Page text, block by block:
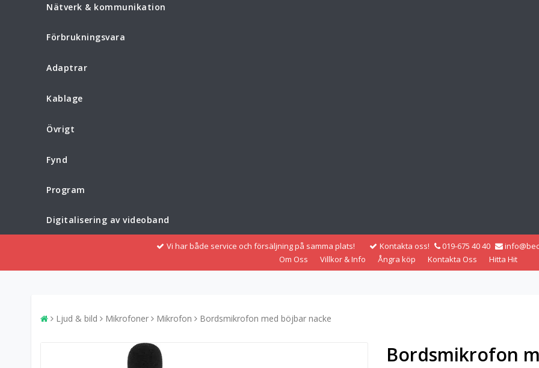
Nätverk & kommunikation
Förbrukningsvara
Adaptrar
Kablage
Övrigt
Fynd
Program
Digitalisering av videoband
Vi har både service och försäljning på samma plats! Kontakta oss! 019-675 40 40
Om Oss
Villkor & Info Ångra köp Kontakta Oss Hitta Hit
Ljud & bild Mikrofoner Mikrofon Bordsmikrofon med böjbar nacke
Bordsmikrofon